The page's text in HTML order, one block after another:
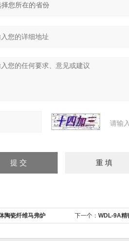
请输
陶瓷纤维马弗炉 下一个： WDL-9A精